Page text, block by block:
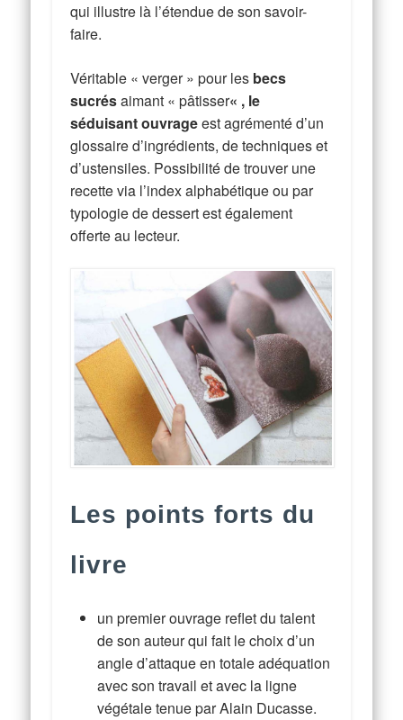
qui illustre là l’étendue de son savoir-
faire.
Véritable « verger » pour les becs
sucrésaimant « pâtisser« , le
séduisant ouvrageest agrémenté d’un
glossaire d’ingrédients, de techniques et
d’ustensiles. Possibilité de trouver une
recette via l’index alphabétique ou par
typologie de dessert est également
offerte au lecteur.
Les points forts du
livre
un premier ouvrage reflet du talent
de son auteur qui fait le choix d’un
angle d’attaque en totale adéquation
avec son travail et avec la ligne
végétale tenue par Alain Ducasse.